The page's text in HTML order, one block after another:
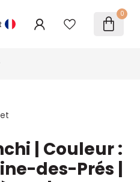
0
| Couleur :
des-Prés |